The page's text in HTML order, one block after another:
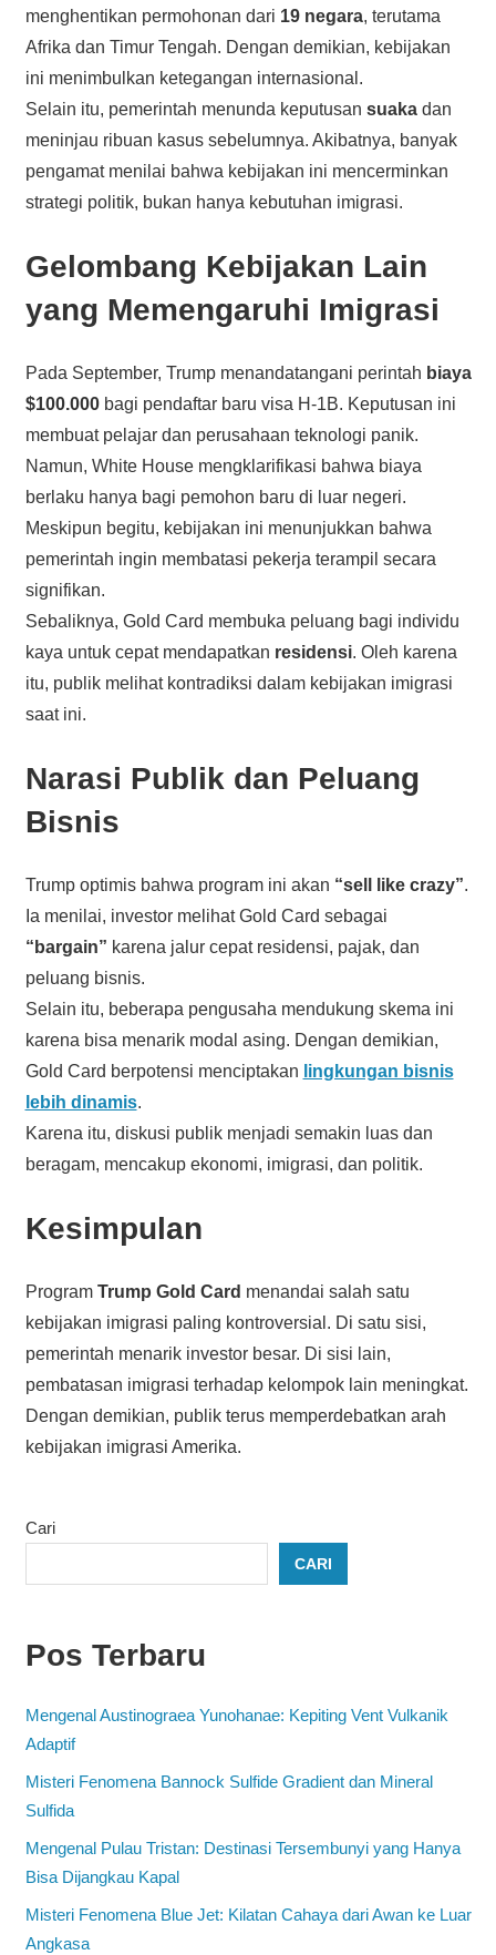
menghentikan permohonan dari 19 negara, terutama
Afrika dan Timur Tengah. Dengan demikian, kebijakan
ini menimbulkan ketegangan internasional.
Selain itu, pemerintah menunda keputusan suakadan
meninjau ribuan kasus sebelumnya. Akibatnya, banyak
pengamat menilai bahwa kebijakan ini mencerminkan
strategi politik, bukan hanya kebutuhan imigrasi.
Gelombang Kebijakan Lain
yang Memengaruhi Imigrasi
Pada September, Trump menandatangani perintah biaya
$100.000bagi pendaftar baru visa H-1B. Keputusan ini
membuat pelajar dan perusahaan teknologi panik.
Namun, White House mengklarifikasi bahwa biaya
berlaku hanya bagi pemohon baru di luar negeri.
Meskipun begitu, kebijakan ini menunjukkan bahwa
pemerintah ingin membatasi pekerja terampil secara
signifikan.
Sebaliknya, Gold Card membuka peluang bagi individu
kaya untuk cepat mendapatkan residensi. Oleh karena
itu, publik melihat kontradiksi dalam kebijakan imigrasi
saat ini.
Narasi Publik dan Peluang
Bisnis
Trump optimis bahwa program ini akan “sell like crazy”.
Ia menilai, investor melihat Gold Card sebagai
“bargain” karena jalur cepat residensi, pajak, dan
peluang bisnis.
Selain itu, beberapa pengusaha mendukung skema ini
karena bisa menarik modal asing. Dengan demikian,
Gold Card berpotensi menciptakan lingkungan bisnis
lebih dinamis.
Karena itu, diskusi publik menjadi semakin luas dan
beragam, mencakup ekonomi, imigrasi, dan politik.
Kesimpulan
Program Trump Gold Card menandai salah satu
kebijakan imigrasi paling kontroversial. Di satu sisi,
pemerintah menarik investor besar. Di sisi lain,
pembatasan imigrasi terhadap kelompok lain meningkat.
Dengan demikian, publik terus memperdebatkan arah
kebijakan imigrasi Amerika.
Cari
CARI
Pos Terbaru
Mengenal Austinograea Yunohanae: Kepiting Vent Vulkanik
Adaptif
Misteri Fenomena Bannock Sulfide Gradient dan Mineral
Sulfida
Mengenal Pulau Tristan: Destinasi Tersembunyi yang Hanya
Bisa Dijangkau Kapal
Misteri Fenomena Blue Jet: Kilatan Cahaya dari Awan ke Luar
Angkasa